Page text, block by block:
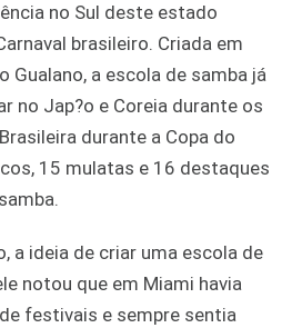
no Sul deste estado
brasileiro. Criada em
Gualano, a escola de samba já
no Jap?o e Coreia durante os
durante a Copa do
15 mulatas e 16 destaques
a ideia de criar uma escola de
notou que em Miami havia
festivais e sempre sentia